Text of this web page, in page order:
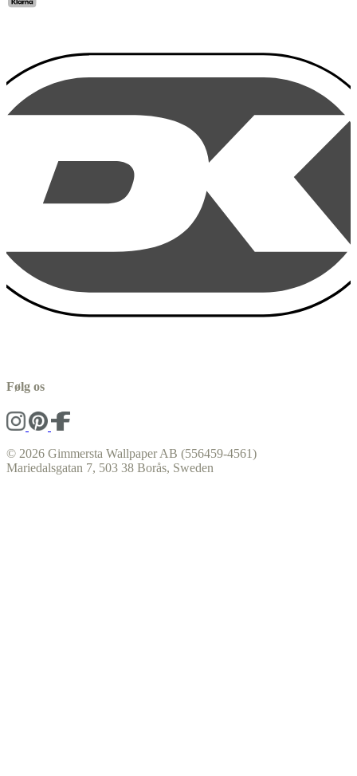
Følg os
© 2026 Gimmersta Wallpaper AB (556459-4561)
Mariedalsgatan 7, 503 38 Borås, Sweden